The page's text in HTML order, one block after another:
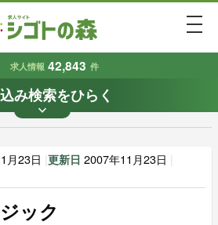
求人情報 42,843 件
み検索をひらく
keyboard_arrow_down
件から探す
業種で探す
賃金
月23日 更新日 2007年11月23日
ック